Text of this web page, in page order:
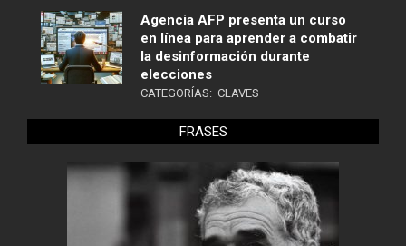
Agencia AFP presenta un curso
en línea para aprender a combatir
la desinformación durante
elecciones
CATEGORÍAS: CLAVES
FRASES